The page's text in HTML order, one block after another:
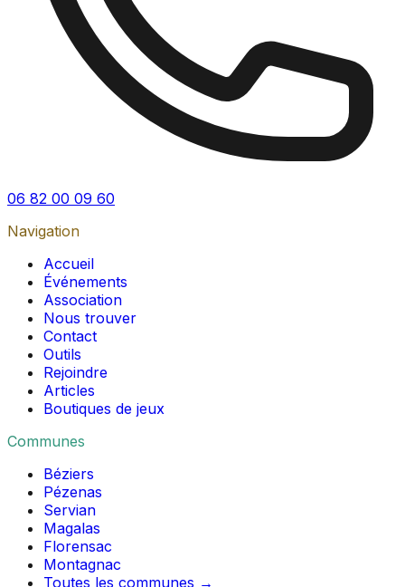
06 82 00 09 60
Navigation
Accueil
Événements
Association
Nous trouver
Contact
Outils
Rejoindre
Articles
Boutiques de jeux
Communes
Béziers
Pézenas
Servian
Magalas
Florensac
Montagnac
Toutes les communes →